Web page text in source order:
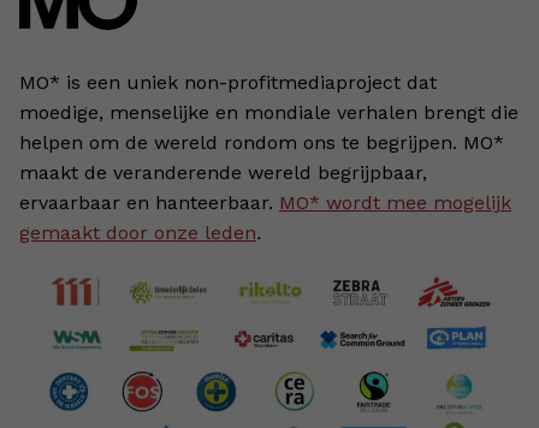
MO* is een uniek non-profitmediaproject dat
moedige, menselijke en mondiale verhalen brengt die
helpen om de wereld rondom ons te begrijpen. MO*
maakt de veranderende wereld begrijpbaar,
ervaarbaar en hanteerbaar. MO* wordt mee mogelijk
gemaakt door onze leden.